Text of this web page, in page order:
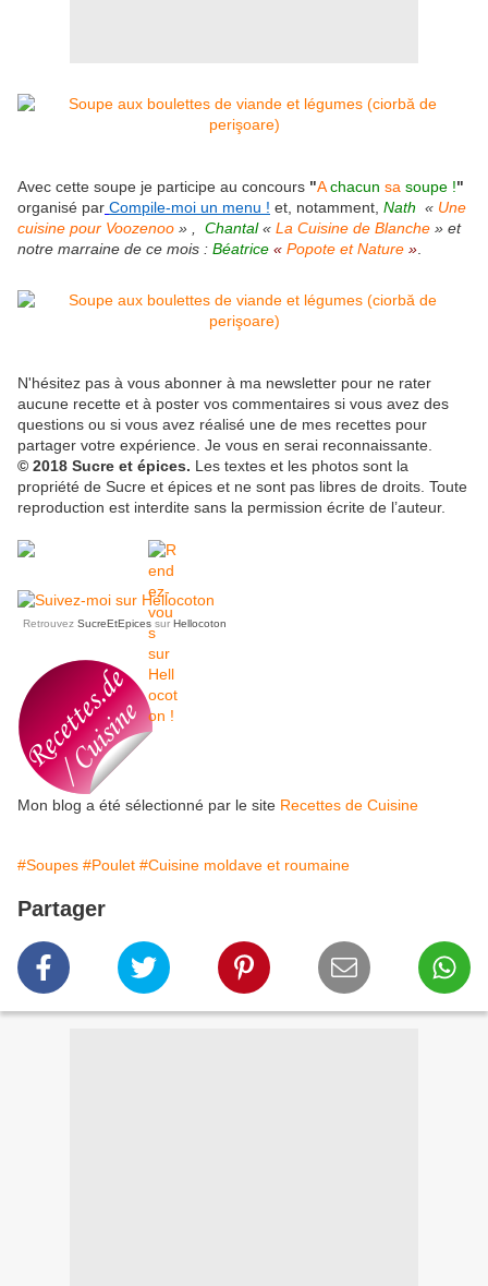
Avec cette soupe je participe au concours "A chacun sa soupe !"
organisé par Compile-moi un menu ! et, notamment, Nath « Une
cuisine pour Voozenoo » , Chantal« La Cuisine de Blanche » et
notre marraine de ce mois : Béatrice « Popote et Nature »
N'hésitez pas à vous abonner à ma newsletter pour ne rater
aucune recette et à poster vos commentaires si vous avez des
questions ou si vous avez réalisé une de mes recettes pour
partager votre expérience. Je vous en serai reconnaissante.
© 2018 Sucre et épices. Les textes et les photos sont la
propriété de Sucre et épices et ne sont pas libres de droits. Toute
reproduction est interdite sans la permission écrite de l’auteur.
Retrouvez SucreEtEpices sur Hellocoton
Mon blog a été sélectionné par le site Recettes de Cuisine
#Soupes #Poulet #Cuisine moldave et roumaine
Partager